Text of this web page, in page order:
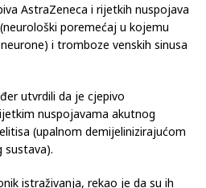
AstraZeneca i rijetkih nuspojava
poremećaj u kojemu
i tromboze venskih sinusa
utvrdili da je cjepivo
nuspojavama akutnog
(upalnom demijelinizirajućom
sustava).
istraživanja, rekao je da su ih